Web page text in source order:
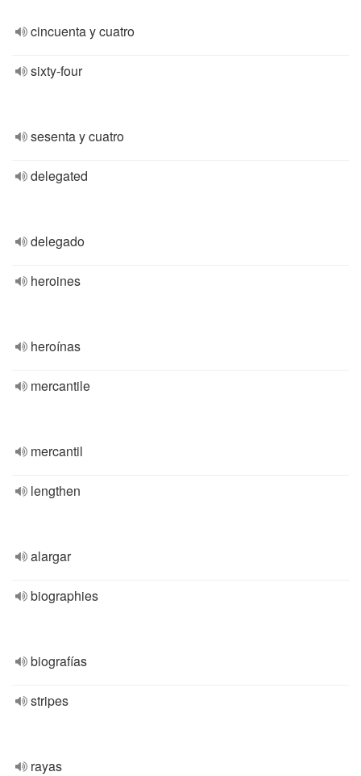
cincuenta y cuatro
sixty-four
sesenta y cuatro
delegated
delegado
heroines
heroínas
mercantile
mercantil
lengthen
alargar
biographies
biografías
stripes
rayas